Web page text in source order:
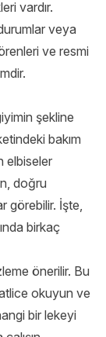
vardır.
veya
ve resmi
şekline
bakım
elbiseler
doğru
görebilir. İşte,
birkaç
önerilir. Bu
okuyun ve
bir lekeyi